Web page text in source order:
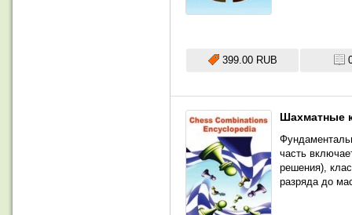
399.00 RUB
Шахматные
часть
решения),
разряда до